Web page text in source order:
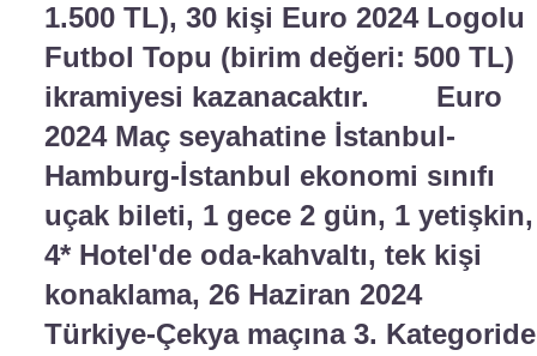
1.500 TL), 30 kişi Euro 2024 Logolu
Futbol Topu (birim değeri: 500 TL)
ikramiyesi kazanacaktır. Euro
2024 Maç seyahatine İstanbul-
Hamburg-İstanbul ekonomi sınıfı
uçak bileti, 1 gece 2 gün, 1 yetişkin,
4* Hotel'de oda-kahvaltı, tek kişi
konaklama, 26 Haziran 2024
Türkiye-Çekya maçına 3. Kategoride